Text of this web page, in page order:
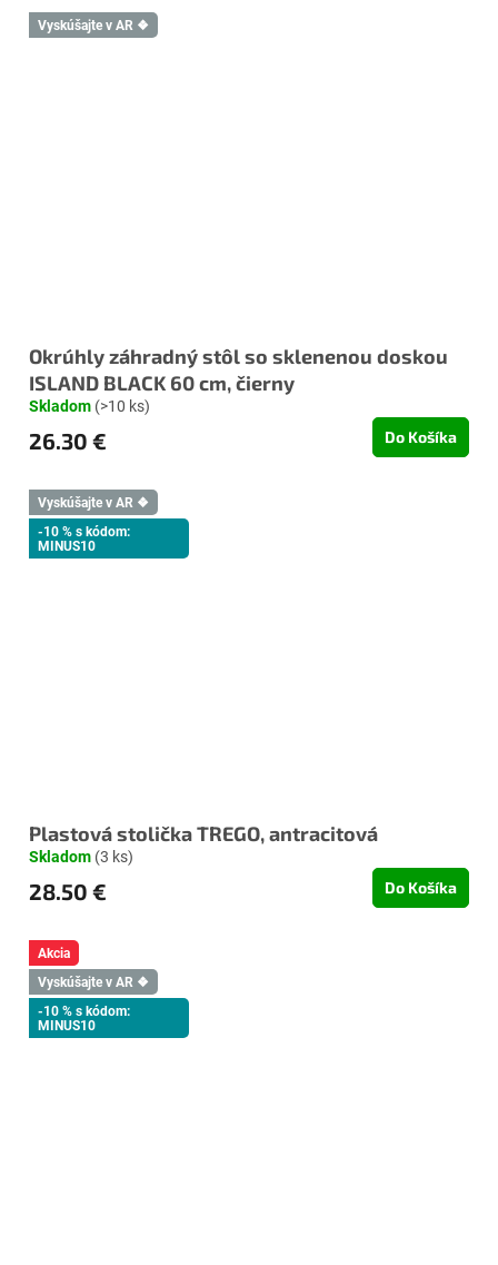
Vyskúšajte v AR ❖
Okrúhly záhradný stôl so sklenenou doskou
ISLAND BLACK 60 cm, čierny
Skladom (>10 ks)
26.30 € Do Košíka
Vyskúšajte v AR ❖
-10 % s kódom:
MINUS10
Plastová stolička TREGO, antracitová
Skladom (3 ks)
28.50 € Do Košíka
Akcia
Vyskúšajte v AR ❖
-10 % s kódom:
MINUS10